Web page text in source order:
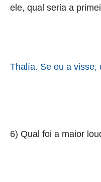
ele, qual seria a
Thalía. Se eu a visse,
6) Qual foi a maior